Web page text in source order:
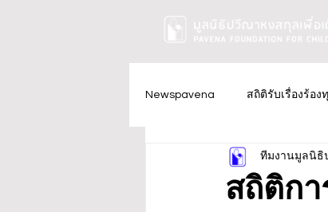
Newspavena สถิติรับเรื่องร้อง
สถิติก
ทีมงานมูลนิธิ